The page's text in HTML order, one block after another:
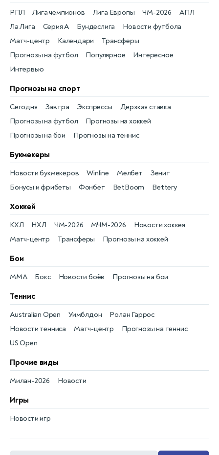
Новости футбола
РПЛ
Матч-центр
Лига чемпионов
Календари
Лига Европы
Трансферы
ЧМ-2026
Прогнозы на футбол
АПЛ
Популярное
Ла Лига
Интересное
Серия А
Интервью
Бундеслига
Прогнозы на спорт
Прогнозы на футбол
Сегодня
Прогнозы на хоккей
Завтра
Прогнозы на бои
Экспрессы
Прогнозы на теннис
Дерзкая ставка
Букмекеры
Бонусы и фрибеты
Новости букмекеров
Фонбет
Winline
BetBoom
Мелбет
Bettery
Зенит
Хоккей
Новости хоккея
КХЛ
Матч-центр
НХЛ
Трансферы
ЧМ-2026
Прогнозы на хоккей
МЧМ-2026
Бои
Новости боёв
MMA Прогнозы на бои
Бокс
Теннис
Новости тенниса
Australian Open
Матч-центр
Уимблдон
Прогнозы на теннис
Ролан Гаррос
US Open
Прочие виды
Новости
Милан-2026
Игры
Новости игр